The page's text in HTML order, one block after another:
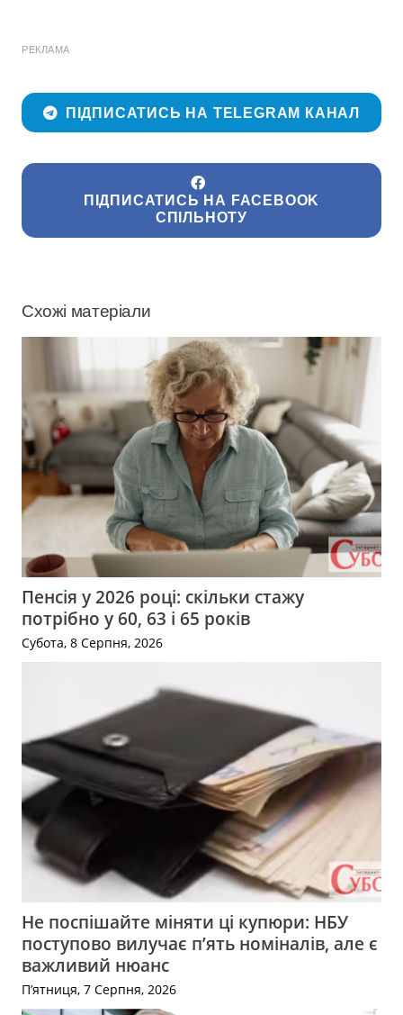
РЕКЛАМА
ПІДПИСАТИСЬ НА TELEGRAM КАНАЛ
ПІДПИСАТИСЬ НА FACEBOOK
СПІЛЬНОТУ
Схожі матеріали
Пенсія у 2026 році: скільки стажу
потрібно у 60, 63 і 65 років
Субота, 8 Серпня, 2026
Не поспішайте міняти ці купюри: НБУ
поступово вилучає п’ять номіналів, але є
важливий нюанс
П’ятниця, 7 Серпня, 2026